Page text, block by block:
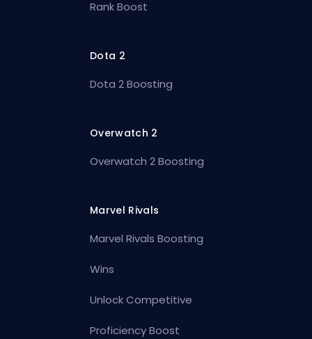
Rank Boost
Dota 2
Dota 2 Boosting
Overwatch 2
Overwatch 2 Boosting
Marvel Rivals
Marvel Rivals Boosting
Wins
Unlock Competitive
Proficiency Boost